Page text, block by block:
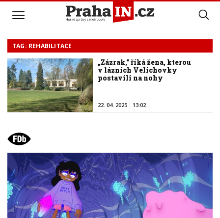
TAG: REHABILITACE
„Zázrak,“ říká žena, kterou
v lázních Velichovky
postavili na nohy
22. 04. 2025 13:02